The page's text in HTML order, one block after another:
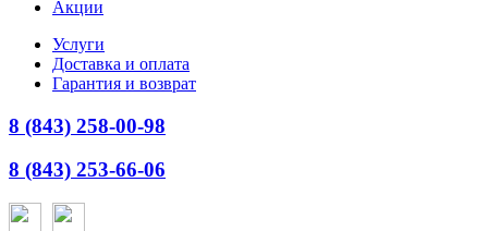
Акции
Услуги
Доставка и оплата
Гарантия и возврат
8 (843) 258-00-98
8 (843) 253-66-06